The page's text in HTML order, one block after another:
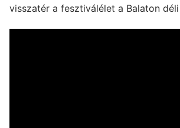
visszatér a fesztiválélet a Balaton